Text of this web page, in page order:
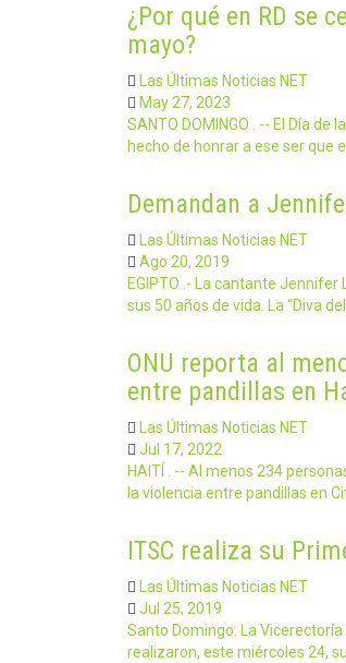
¿Por qué en RD se
mayo?
Las Últimas Noticias NET
May 27, 2023
SANTO DOMINGO . -- El Día
hecho de honrar a ese ser que
Demandan a
Las Últimas Noticias NET
Ago 20, 2019
EGIPTO .- La cantante
sus 50 años de vida. La “Diva
ONU reporta al
entre pandillas en
Las Últimas Noticias NET
Jul 17, 2022
HAITÍ . -- Al menos 234
la violencia entre pandillas en
ITSC realiza su
Las Últimas Noticias NET
Jul 25, 2019
Santo Domingo. La
realizaron, este miércoles 24,